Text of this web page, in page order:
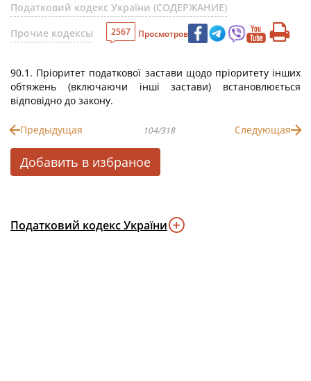
Податковий кодекс України (СОДЕРЖАНИЕ)
Прочие кодексы
2567 Просмотров
90.1. Пріоритет податкової застави щодо пріоритету інших
обтяжень (включаючи інші застави) встановлюється
відповідно до закону.
Предыдущая 104/318 Следующая
Добавить в избраное
Податковий кодекс України